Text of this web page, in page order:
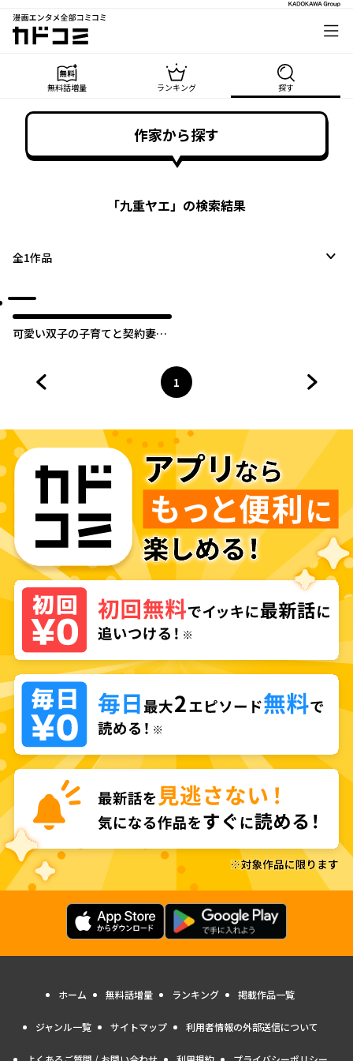
漫画エンタメ全部コミコミ
カドコミ
無料話増量 ランキング 探す
作家から探す
「九重ヤエ」の検索結果
全1作品
可愛い双子の子育てと契約妻は
ページ
1
へ
ホーム 無料話増量 ランキング 掲載作品一覧
ジャンル一覧 サイトマップ 利用者情報の外部送信について